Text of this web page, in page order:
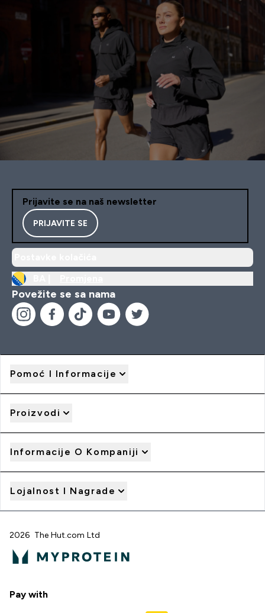
Prijavite se na naš newsletter
PRIJAVITE SE
Povežite se sa nama
Pomoć I Informacije
Proizvodi
Informacije O Kompaniji
Lojalnost I Nagrade
2026 The Hut.com Ltd
Pay with